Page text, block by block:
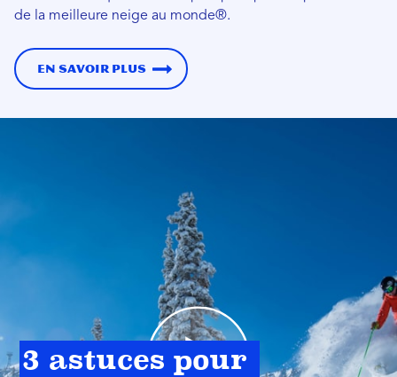
de la meilleure neige au monde®.
En savoir plus
3 astuces pour